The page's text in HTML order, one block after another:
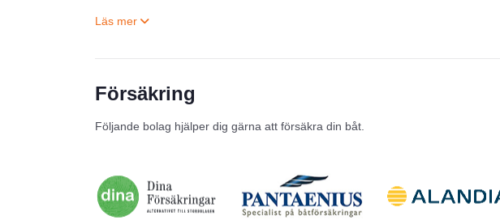
Försäkring
Följande bolag hjälper dig gärna att försäkra din båt.